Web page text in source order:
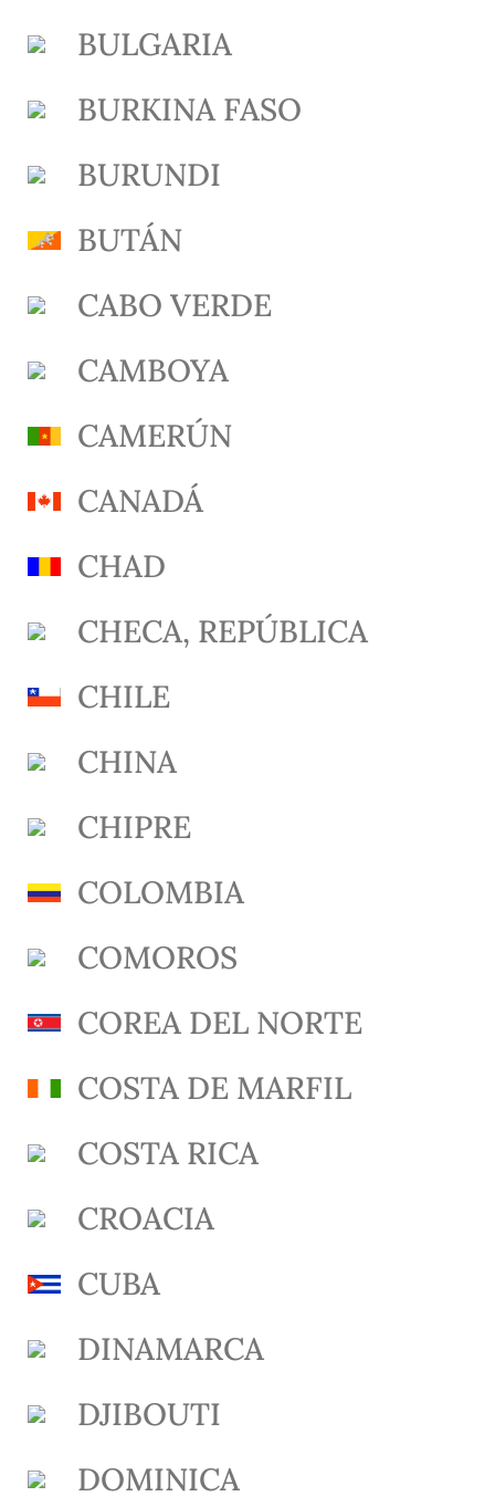
BULGARIA
BURKINA FASO
BURUNDI
BUTÁN
CABO VERDE
CAMBOYA
CAMERÚN
CANADÁ
CHAD
CHECA, REPÚBLICA
CHILE
CHINA
CHIPRE
COLOMBIA
COMOROS
COREA DEL NORTE
COSTA DE MARFIL
COSTA RICA
CROACIA
CUBA
DINAMARCA
DJIBOUTI
DOMINICA